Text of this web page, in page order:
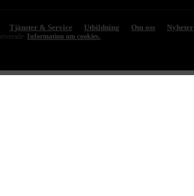
Tjänster & Service Utbildning Om oss Nyheter
Information om cookies.